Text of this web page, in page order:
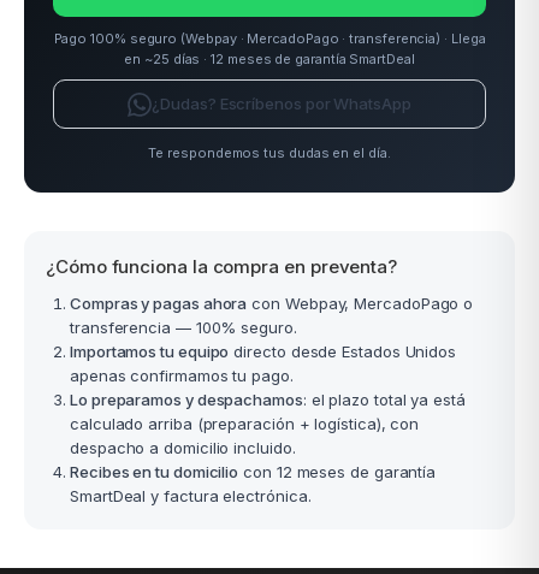
Pago 100% seguro (Webpay · MercadoPago · transferencia) · Llega
en ~25 días · 12 meses de garantía SmartDeal
¿Dudas? Escríbenos por WhatsApp
Te respondemos tus dudas en el día.
¿Cómo funciona la compra en preventa?
Compras y pagas ahora con Webpay, MercadoPago o
transferencia — 100% seguro.
Importamos tu equipo directo desde Estados Unidos
apenas confirmamos tu pago.
Lo preparamos y despachamos: el plazo total ya está
calculado arriba (preparación + logística), con
despacho a domicilio incluido.
Recibes en tu domicilio con 12 meses de garantía
SmartDeal y factura electrónica.